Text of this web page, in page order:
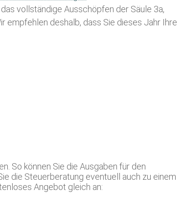
vollständige Ausschöpfen der Säule 3a,
empfehlen deshalb, dass Sie dieses Jahr Ihre
So können Sie die Ausgaben für den
die Steuerberatung eventuell auch zu einem
Angebot gleich an: